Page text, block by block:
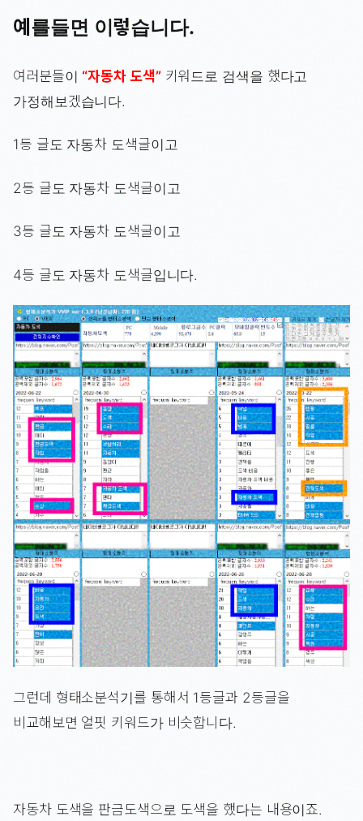
예를들면 이렇습니다.
여러분들이 “자동차 도색”키워드로 검색을 했다고
가정해보겠습니다.
1등 글도 자동차 도색글이고
2등 글도 자동차 도색글이고
3등 글도 자동차 도색글이고
4등 글도 자동차 도색글입니다.
그런데 형태소분석기를 통해서 1등글과 2등글을
비교해보면 얼핏 키워드가 비슷합니다.
자동차 도색을 판금도색으로 도색을 했다는 내용이죠.